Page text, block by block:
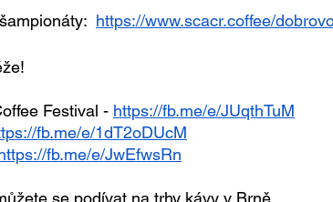
https://www.scacr.coffee/
Festival - https://fb.me/e/JUqthTuM
fb.me/e/1dT2oDUcM
fb.me/e/JwEfwsRn
se podívat na trhy kávy v Brně